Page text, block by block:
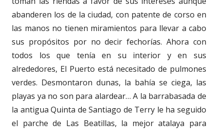
abanderen los de la ciudad, con patente de corso en
las manos no tienen miramientos para llevar a cabo
sus propósitos por no decir fechorías. Ahora con
todos los que tenía en su interior y en sus
alrededores, El Puerto está necesitado de pulmones
verdes. Desmontaron dunas, la bahía se ciega, las
playas ya no son para alardear… A la barrabasada de
la antigua Quinta de Santiago de Terry le ha seguido
el parche de Las Beatillas, la mejor atalaya para